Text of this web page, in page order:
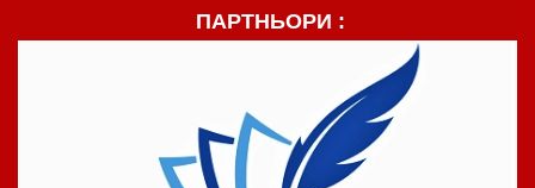
ПАРТНЬОРИ :